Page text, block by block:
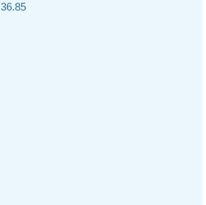
36.85